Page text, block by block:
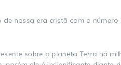
nossa era cristã com o
sobre o planeta Terra há